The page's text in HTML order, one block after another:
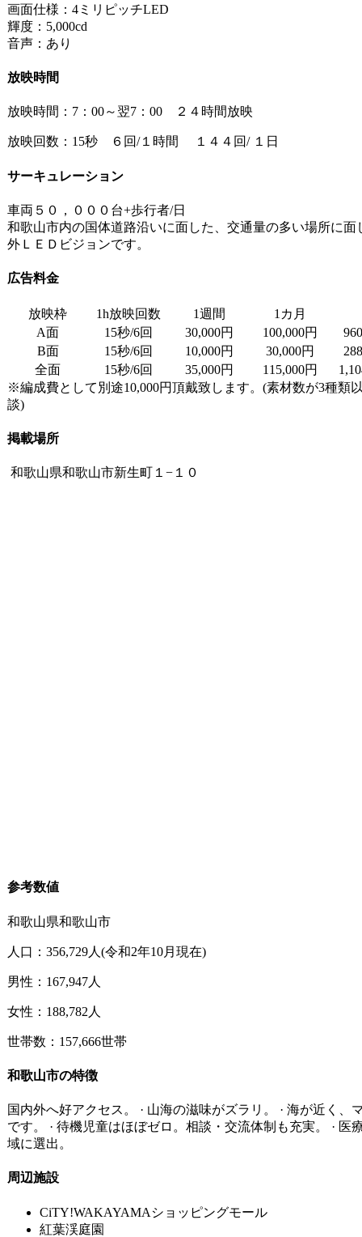
画面仕様：4ミリピッチLED
輝度：5,000cd
音声：あり
放映時間
放映時間：7：00～翌7：00 ２４時間放映
放映回数：15秒 ６回/１時間 １４４回/ １日
サーキュレーション
車両５０，０００台+歩行者/日
和歌山市内の国体道路沿いに面した、交通量の多い場所に面
外ＬＥＤビジョンです。
広告料金
放映枠 1h放映回数 1週間 1カ月
A面
15秒/6回 30,000円 100,000円
B面
15秒/6回 10,000円 30,000円
全面
15秒/6回 35,000円 115,000円
※編成費として別途10,000円頂戴致します。(素材数が3種類
談)
掲載場所
和歌山県和歌山市新生町１−１０
参考数値
和歌山県和歌山市
人口：356,729人(令和2年10月現在)
男性：167,947人
女性：188,782人
世帯数：157,666世帯
和歌山市の特徴
国内外へ好アクセス。 · 山海の滋味がズラリ。 · 海が近く、
です。 · 待機児童はほぼゼロ。相談・交流体制も充実。 · 医
域に選出。
周辺施設
CiTY!WAKAYAMAショッピングモール
紅葉渓庭園